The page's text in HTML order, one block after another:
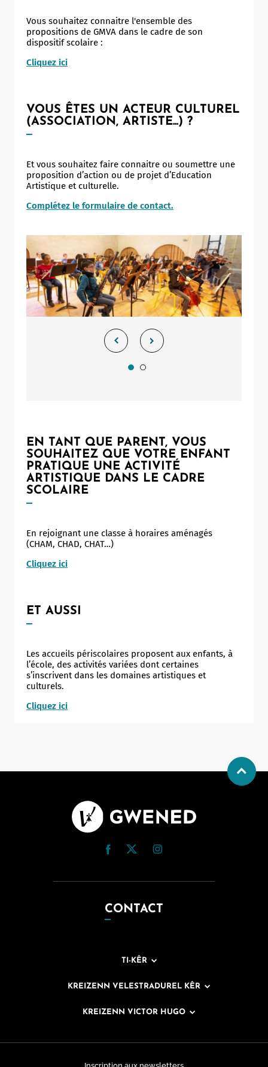
Vous souhaitez connaitre l'ensemble des
propositions de GMVA dans le cadre de son
dispositif scolaire :
Cliquez ici
VOUS ÊTES UN ACTEUR CULTUREL
(ASSOCIATION, ARTISTE...) ?
Et vous souhaitez faire connaitre ou soumettre une
proposition d’action ou de projet d’Education
Artistique et culturelle.
Complétez le formulaire de contact.
EN TANT QUE PARENT, VOUS
SOUHAITEZ QUE VOTRE ENFANT
PRATIQUE UNE ACTIVITÉ
ARTISTIQUE DANS LE CADRE
SCOLAIRE
En rejoignant une classe à horaires aménagés
(CHAM, CHAD, CHAT…)
Cliquez ici
ET AUSSI
Les accueils périscolaires proposent aux enfants, à
l’école, des activités variées dont certaines
s’inscrivent dans les domaines artistiques et
culturels.
Cliquez ici
CONTACT
TI-KÊR
KREIZENN VELESTRADUREL KÊR
KREIZENN VICTOR HUGO